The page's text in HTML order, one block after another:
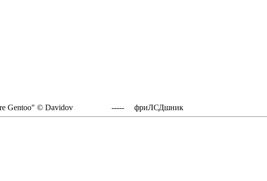
Gentoo" © Davidov ----- фриЛСДшник